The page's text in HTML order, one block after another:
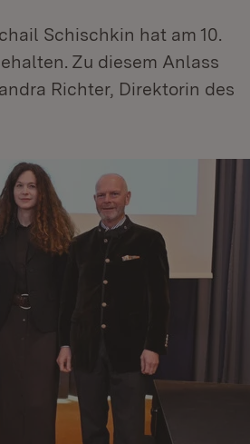
Schischkin hat am 10.
Zu diesem Anlass
Richter, Direktorin des